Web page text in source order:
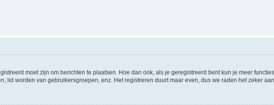
moet zijn om berichten te plaatsen. Hoe dan ook, als je geregistreerd bent kun je meer
lid worden van gebruikersgroepen, enz. Het registreren duurt maar even, dus we raden het zeker